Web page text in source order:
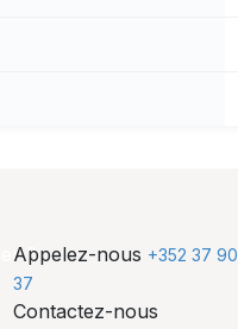
?
Appelez-nous +352 37 90
37
Contactez-nous